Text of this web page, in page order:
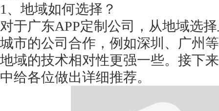
1、地域如何选择？
对于广东APP定制公司，从地域选
城市的公司合作，例如深圳、广州
地域的技术相对性更强一些。接下
中给各位做出详细推荐。